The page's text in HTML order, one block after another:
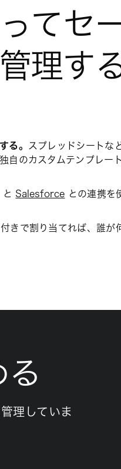
てセ
理す
る。
スプレッドシートな
自のカスタムテンプレー
Salesforce との連携を
きで割り当てれば、誰が
理していま